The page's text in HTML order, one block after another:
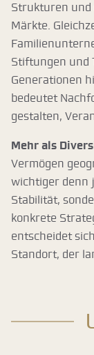
Strukturen und
Märkte.
Stiftungen und
Generationen
bedeutet
gestalten,
Mehr als
Vermögen
wichtiger denn
Stabilität,
konkrete
entscheidet
Standort, der